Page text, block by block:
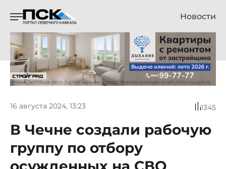
Новости
16 августа 2024, 13:23 1345
В Чечне создали рабочую
группу по отбору